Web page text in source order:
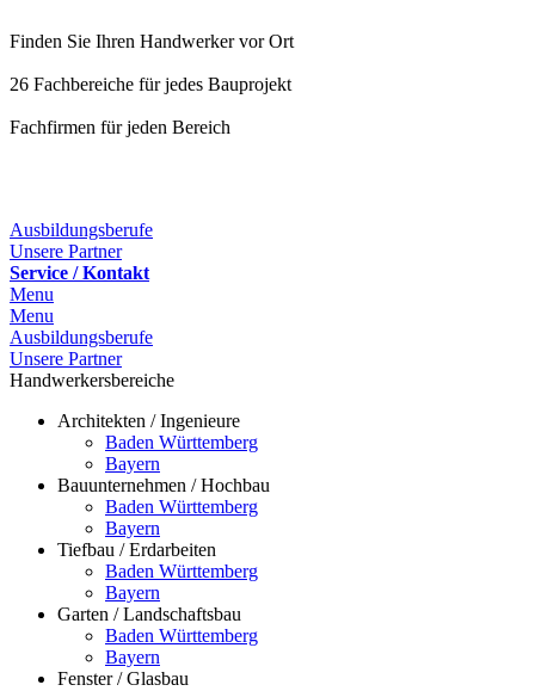
Finden Sie Ihren Handwerker vor Ort
26 Fachbereiche für jedes Bauprojekt
Fachfirmen für jeden Bereich
Ausbildungsberufe
Unsere Partner
Service / Kontakt
Menu
Menu
Ausbildungsberufe
Unsere Partner
Handwerkersbereiche
Architekten / Ingenieure
Baden Württemberg
Bayern
Bauunternehmen / Hochbau
Baden Württemberg
Bayern
Tiefbau / Erdarbeiten
Baden Württemberg
Bayern
Garten / Landschaftsbau
Baden Württemberg
Bayern
Fenster / Glasbau